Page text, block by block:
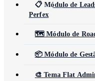
📋 Módulo de
Perfex
🗺️ Módulo de
📦 Módulo de
🎨 Tema Flat